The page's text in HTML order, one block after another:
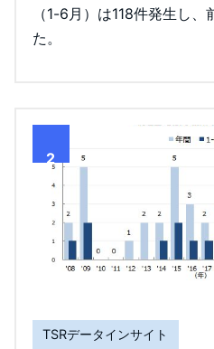
（1-6月）は118件発生し
た。
2
TSRデータインサイト